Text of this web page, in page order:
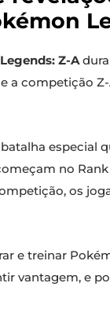
Z-A
a competição
especial
no
os
e treinar
vantagem, e